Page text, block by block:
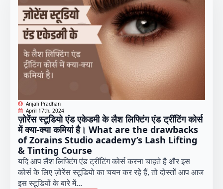
Anjali Pradhan
April 17th, 2024
ज़ोरेंस स्टूडियो एंड एकेडमी के लैश लिफ्टिंग एंड ट्रींटिंग कोर्स
में क्या-क्या कमियां है। What are the drawbacks
of Zorains Studio academy’s Lash Lifting
& Tinting Course
यदि आप लैश लिफ्टिंग एंड ट्रींटिंग कोर्स करना चाहते है और इस
कोर्स के लिए ज़ोरेंस स्टूडियो का चयन कर रहे हैं, तो दोस्तों आप आज
इस स्टूडियों के बारे में...